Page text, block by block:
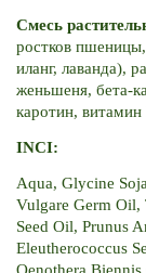
Смесь
ростков
иланг, лаванда),
женьшеня, бета-
каротин, витамин
INCI:
Aqua, Glycine
Vulgare Germ Oil,
Seed Oil, Prunus
Eleutherococcus